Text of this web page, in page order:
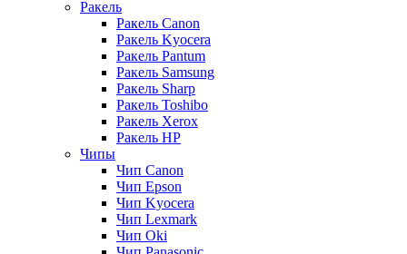
Ракель
Ракель Canon
Ракель Kyocera
Ракель Pantum
Ракель Samsung
Ракель Sharp
Ракель Toshibo
Ракель Xerox
Ракель НР
Чипы
Чип Canon
Чип Epson
Чип Kyocera
Чип Lexmark
Чип Oki